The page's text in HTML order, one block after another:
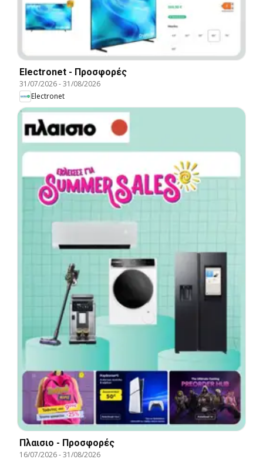
Electronet - Προσφορές
31/07/2026-31/08/2026
Electronet
Πλαισιο - Προσφορές
16/07/2026-31/08/2026